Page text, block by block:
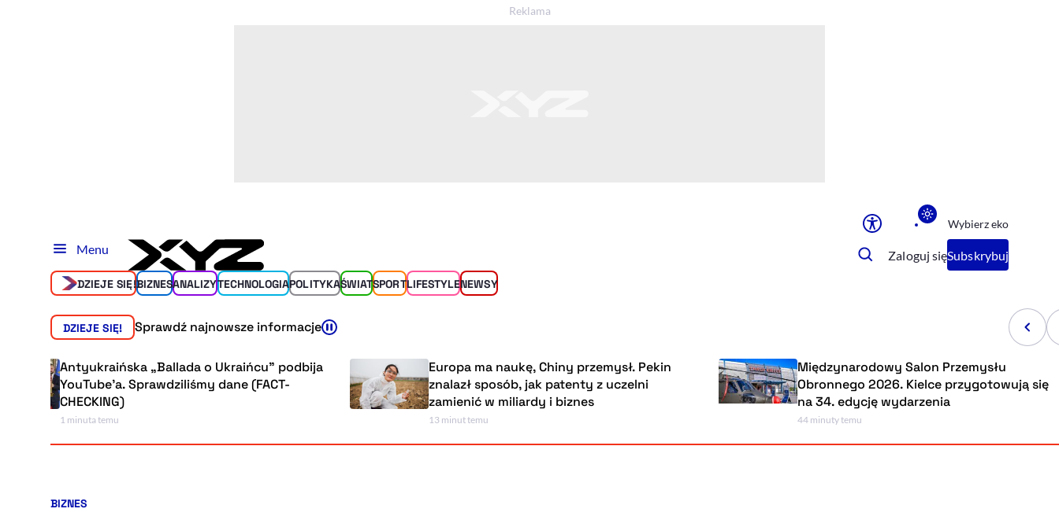
Powiększenie kursora
Wybierz eko
Menu Zaloguj sięSubskrybuj
DZIEJE SIĘ!BIZNESANALIZYTECHNOLOGIAPOLITYKAŚWIATSPORTLIFESTYLENEWSY
DZIEJE SIĘ! Sprawdź najnowsze informacje
„Ballada o Ukraińcu” podbija
Sprawdziliśmy dane (FACT-
Europa ma naukę, Chiny przemysł. Pekin
znalazł sposób, jak patenty z uczelni
zamienić w miliardy i biznes
Międzynarodowy Salon Przemysłu
Obronnego 2026. Kielce przygotowują się
na 34. edycję wydarzenia
Kategoria artykułu:
BIZNES